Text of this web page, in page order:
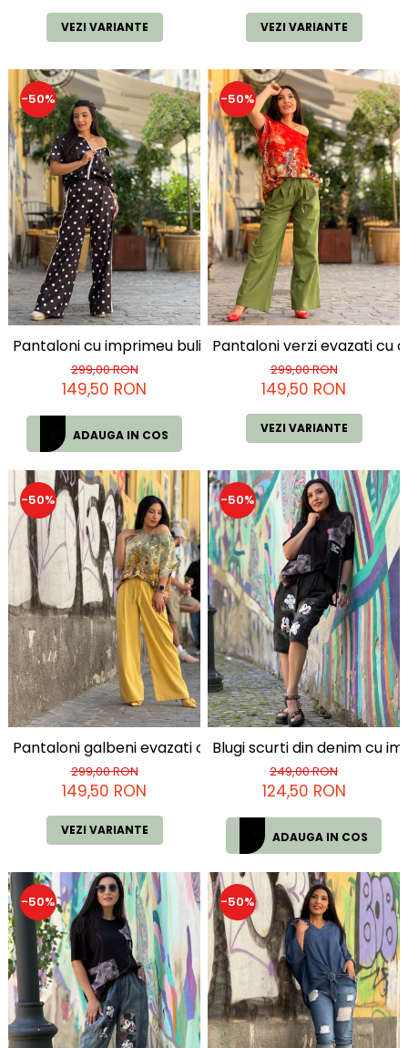
VEZI VARIANTE VEZI VARIANTE
-50%
Pantaloni cu imprimeu buline
299,00 RON
149,50 RON
ADAUGA IN COS
-50%
Pantaloni verzi evazati cu
299,00 RON
149,50 RON
VEZI VARIANTE
-50%
Pantaloni galbeni evazati cu cordon in talie
299,00 RON
149,50 RON
VEZI VARIANTE
-50%
Blugi scurti din denim cu
249,00 RON
124,50 RON
ADAUGA IN COS
-50% -50%